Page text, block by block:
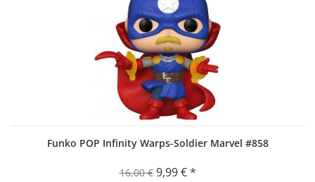
Funko POP Infinity Warps-Soldier Marvel #858
16,00 € 9,99 € *